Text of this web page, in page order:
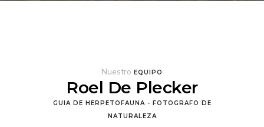
Nuestro EQUIPO
Roel De Plecker
GUIA DE HERPETOFAUNA - FOTOGRAFO DE
NATURALEZA